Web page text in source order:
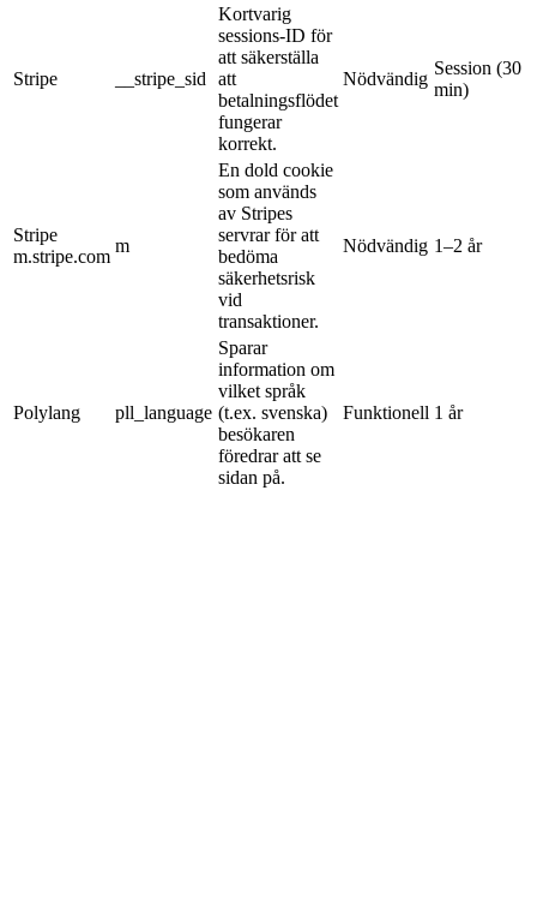
Stripe __stripe_sid
Kortvarig
sessions-ID för
att säkerställa
att
betalningsflödet
fungerar
korrekt.
Nödvändig
Session (30
min)
Stripe
m.stripe.com
m
En dold cookie
som används
av Stripes
servrar för att
bedöma
säkerhetsrisk
vid
transaktioner.
Nödvändig 1–2 år
Polylang pll_language
Sparar
information om
vilket språk
(t.ex. svenska)
besökaren
föredrar att se
sidan på.
Funktionell 1 år